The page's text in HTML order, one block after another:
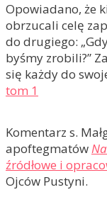
Opowiadano, że
obrzucali celę
do drugiego:
byśmy zrobili?”
się każdy do
tom 1
Komentarz s.
apoftegmatów
źródłowe i
Ojców Pustyni.